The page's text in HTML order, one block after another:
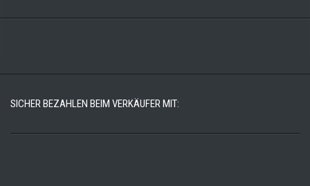
SICHER BEZAHLEN BEIM VERKÄUFER MIT: